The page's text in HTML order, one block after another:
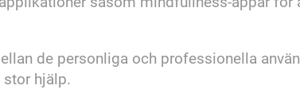
de personliga och professionella
hjälp.